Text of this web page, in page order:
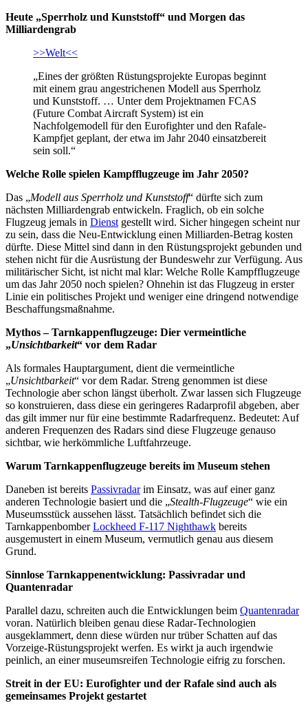
Heute „Sperrholz und Kunststoff“ und Morgen das
Milliardengrab
>>Welt<<
„Eines der größten Rüstungsprojekte Europas beginnt
mit einem grau angestrichenen Modell aus Sperrholz
und Kunststoff. … Unter dem Projektnamen FCAS
(Future Combat Aircraft System) ist ein
Nachfolgemodell für den Eurofighter und den Rafale-
Kampfjet geplant, der etwa im Jahr 2040 einsatzbereit
sein soll.“
Welche Rolle spielen Kampfflugzeuge im Jahr 2050?
Das „Modell aus Sperrholz und Kunststoff“ dürfte sich zum
nächsten Milliardengrab entwickeln. Fraglich, ob ein solche
Flugzeug jemals in Dienst gestellt wird. Sicher hingegen scheint nur
zu sein, dass die Neu-Entwicklung einen Milliarden-Betrag kosten
dürfte. Diese Mittel sind dann in den Rüstungsprojekt gebunden und
stehen nicht für die Ausrüstung der Bundeswehr zur Verfügung. Aus
militärischer Sicht, ist nicht mal klar: Welche Rolle Kampfflugzeuge
um das Jahr 2050 noch spielen? Ohnehin ist das Flugzeug in erster
Linie ein politisches Projekt und weniger eine dringend notwendige
Beschaffungsmaßnahme.
Mythos – Tarnkappenflugzeuge: Dier vermeintliche
„Unsichtbarkeit“ vor dem Radar
Als formales Hauptargument, dient die vermeintliche
„Unsichtbarkeit“ vor dem Radar. Streng genommen ist diese
Technologie aber schon längst überholt. Zwar lassen sich Flugzeuge
so konstruieren, dass diese ein geringeres Radarprofil abgeben, aber
das gilt immer nur für eine bestimmte Radarfrequenz. Bedeutet: Auf
anderen Frequenzen des Radars sind diese Flugzeuge genauso
sichtbar, wie herkömmliche Luftfahrzeuge.
Warum Tarnkappenflugzeuge bereits im Museum stehen
Daneben ist bereits Passivradarim Einsatz, was auf einer ganz
anderen Technologie basiert und die „Stealth-Flugzeuge“ wie ein
Museumsstück aussehen lässt. Tatsächlich befindet sich die
TarnkappenbomberLockheed F-117 Nighthawk bereits
ausgemustert in einem Museum, vermutlich genau aus diesem
Grund.
Sinnlose Tarnkappenentwicklung: Passivradar und
Quantenradar
Parallel dazu, schreiten auch die Entwicklungen beim Quantenradar
voran. Natürlich bleiben genau diese Radar-Technologien
ausgeklammert, denn diese würden nur trüber Schatten auf das
Vorzeige-Rüstungsprojekt werfen. Es wirkt ja auch irgendwie
peinlich, an einer museumsreifen Technologie eifrig zu forschen.
Streit in der EU: Eurofighter und der Rafale sind auch als
gemeinsames Projekt gestartet